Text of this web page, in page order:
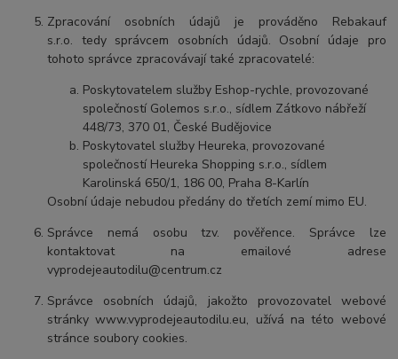
Zpracování osobních údajů je prováděno Rebakauf
s.r.o. tedy správcem osobních údajů. Osobní údaje pro
tohoto správce zpracovávají také zpracovatelé:
Poskytovatelem služby Eshop-rychle, provozované
společností Golemos s.r.o., sídlem Zátkovo nábřeží
448/73, 370 01, České Budějovice
Poskytovatel služby Heureka, provozované
společností Heureka Shopping s.r.o., sídlem
Karolinská 650/1, 186 00, Praha 8-Karlín
Osobní údaje nebudou předány do třetích zemí mimo EU.
Správce nemá osobu tzv. pověřence. Správce lze
kontaktovat na emailové adrese
vyprodejeautodilu@centrum.cz
Správce osobních údajů, jakožto provozovatel webové
stránky www.vyprodejeautodilu.eu, užívá na této webové
stránce soubory cookies.